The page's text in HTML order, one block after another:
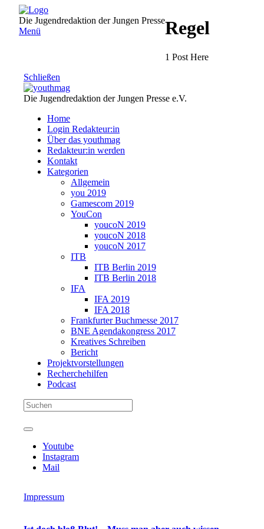
Direkt
zum
Inhalt
Die Jugendredaktion der Jungen Presse
Menü
Regel
1 Post Here
Schließen
Die Jugendredaktion der Jungen Presse e.V.
Home
Login Redakteur:in
Über das youthmag
Redakteur:in werden
Kontakt
Kategorien
Allgemein
you 2019
Gamescom 2019
YouCon
youcoN 2019
youcoN 2018
youcoN 2017
ITB
ITB Berlin 2019
ITB Berlin 2018
IFA
IFA 2019
IFA 2018
Frankfurter Buchmesse 2017
BNE Agendakongress 2017
Kreatives Schreiben
Bericht
Projektvorstellungen
Recherchehilfen
Podcast
Youtube
Instagram
Mail
Impressum